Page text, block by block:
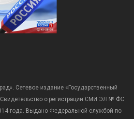
Сетевое издание «Государственный
Свидетельство о регистрации СМИ ЭЛ № ФС
года. Выдано Федеральной службой по